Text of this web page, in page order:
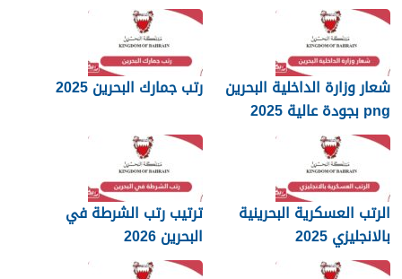
شعار وزارة الداخلية البحرين
png بجودة عالية 2025
رتب جمارك البحرين 2025
الرتب العسكرية البحرينية
بالانجليزي 2025
ترتيب رتب الشرطة في
البحرين 2026